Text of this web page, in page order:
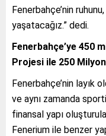
Fenerbahçe’nin
yaşatacağız.” dedi.
Fenerbahçe’ye 450
Projesi ile 250
Fenerbahçe’nin layık
ve aynı zamanda
finansal yapı
Fenerium ile benzer